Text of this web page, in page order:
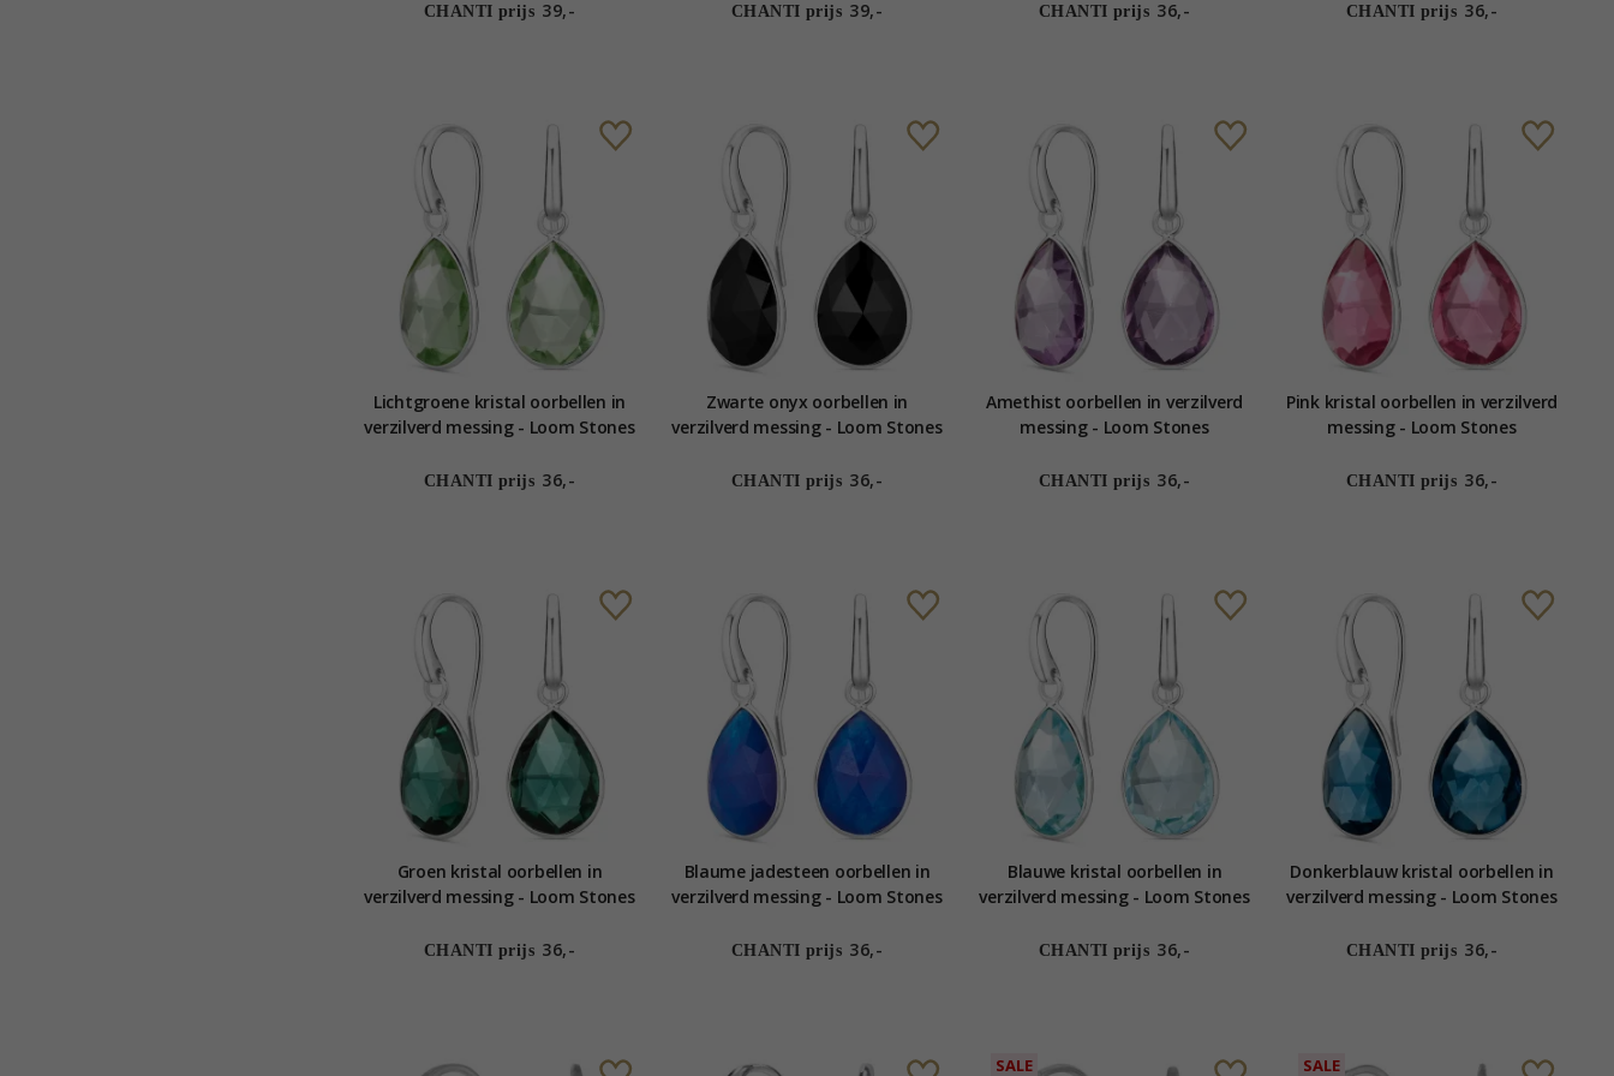
CHANTI prijs 39,- CHANTI prijs 39,- CHANTI prijs 36,- CHANTI prijs 36,-
Lichtgroene kristal oorbellen in
verzilverd messing - Loom Stones
CHANTI prijs 36,-
Zwarte onyx oorbellen in
verzilverd messing - Loom Stones
CHANTI prijs 36,-
Amethist oorbellen in verzilverd
messing - Loom Stones
CHANTI prijs 36,-
Pink kristal oorbellen in verzilverd
messing - Loom Stones
CHANTI prijs 36,-
Groen kristal oorbellen in
verzilverd messing - Loom Stones
CHANTI prijs 36,-
Blaume jadesteen oorbellen in
verzilverd messing - Loom Stones
CHANTI prijs 36,-
Blauwe kristal oorbellen in
verzilverd messing - Loom Stones
CHANTI prijs 36,-
Donkerblauw kristal oorbellen in
verzilverd messing - Loom Stones
CHANTI prijs 36,-
SALE SALE